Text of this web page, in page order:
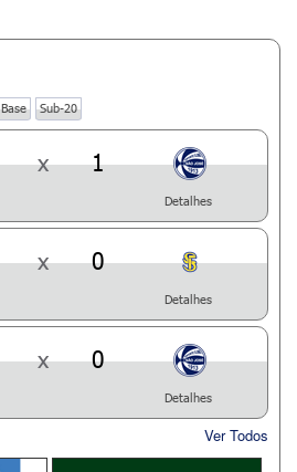
Base Sub-20
x 1
Detalhes
x 0
Detalhes
x 0
Detalhes
Ver Todos